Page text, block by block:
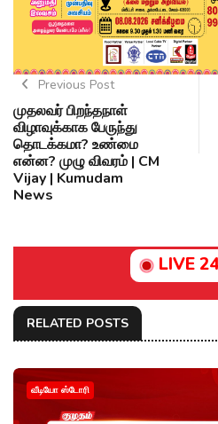
Previous Post
முதலவர் பிறந்தநாள்
விழாவுக்காக பேருந்து
தொடக்கமா? உண்மை
என்ன? முழு விவரம் | CM
Vijay | Kumudam
News
LIVE
RELATED POSTS
வீடியோ ஸ்டோரி